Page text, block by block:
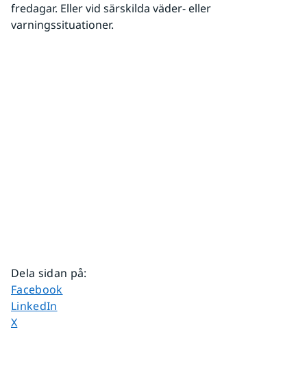
fredagar. Eller vid särskilda väder- eller
varningssituationer.
Dela sidan på:
Dela sidan på
Facebook
Dela sidan på
LinkedIn
Dela sidan på
X